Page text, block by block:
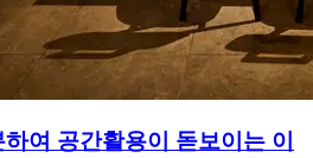
여 공간활용이 돋보이는 이